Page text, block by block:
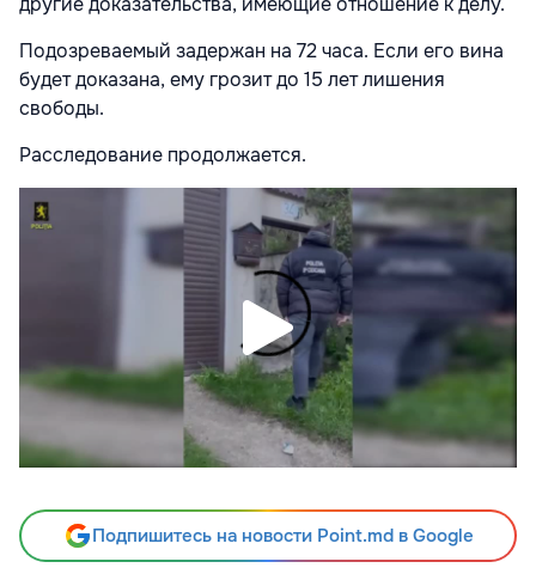
Подозреваемый задержан на 72 часа. Если его вина
будет доказана, ему грозит до 15 лет лишения
свободы.
Расследование продолжается.
Подпишитесь на новости Point.md в Google